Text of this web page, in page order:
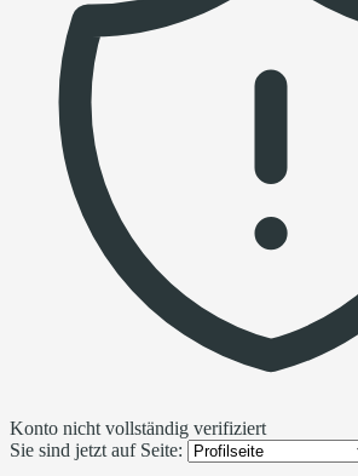
Konto nicht vollständig verifiziert
Sie sind jetzt auf Seite: